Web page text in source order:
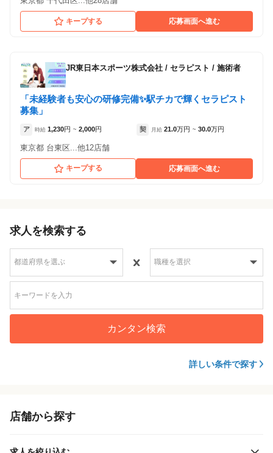
Goo-it! 浦安店
（東京都江東区:亀戸駅 徒歩 1分 ）
キープする 応募画面へ進む
JR東日本スポーツ株式会社 / セラピスト / 施術者
「未経験者も安心の研修完備✨駅チカで輝くセラピスト
募集」
ア 時給 1,230円 ~ 2,000円 契 月給 21.0万円 ~ 30.0万円
東京都 台東区...他12店舗
キープする 応募画面へ進む
求人を検索する
カンタン検索
詳しい条件で探す
店舗から探す